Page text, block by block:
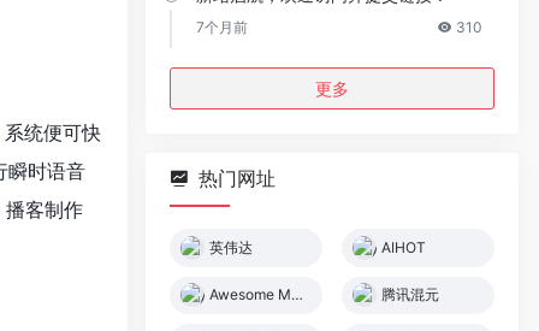
统便可快
瞬时语音
播客制作
7个月前 310
更多
热门网址
英伟达 AIHOT
Awesome MCP Servers 腾讯混元